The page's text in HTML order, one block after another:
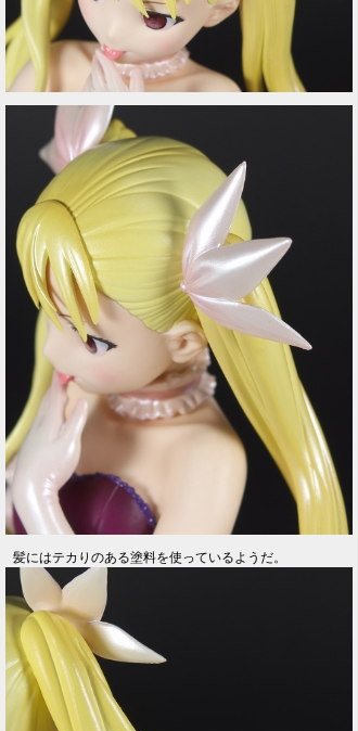
髪にはテカりのある塗料を使っているようだ。